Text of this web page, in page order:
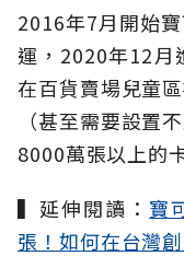
2016年7月開始
運，2020年12月
在百貨賣場兒童
（甚至需要設置
8000萬張以上的
▍延伸閱讀： 寶
張！如何在台灣